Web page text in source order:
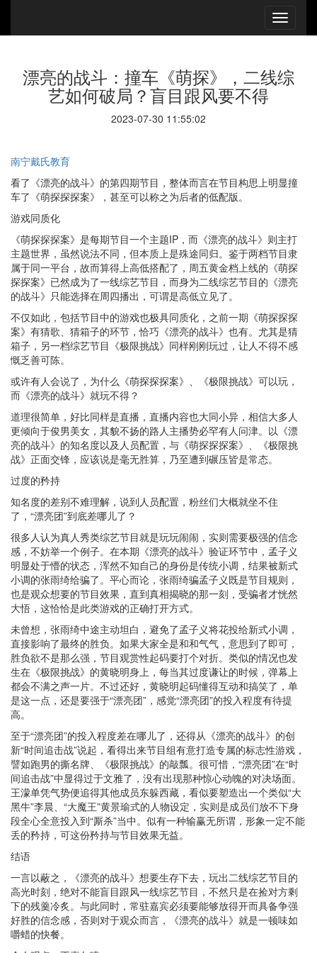
漂亮的战斗：撞车《萌探》，二线综
艺如何破局？盲目跟风要不得
2023-07-30 11:55:02
南宁戴氏教育
看了《漂亮的战斗》的第四期节目，整体而言在节目构思上明显撞
车了《萌探探探案》，甚至可以称之为后者的低配版。
游戏同质化
《萌探探探案》是每期节目一个主题IP，而《漂亮的战斗》则主打
主题世界，虽然说法不同，但本质上是殊途同归。鉴于两档节目隶
属于同一平台，故而算得上高低搭配了，周五黄金档上线的《萌探
探探案》已然成为了一线综艺节目，而身为二线综艺节目的《漂亮
的战斗》只能选择在周四播出，可谓是高低立见了。
不仅如此，包括节目中的游戏也极具同质化，之前一期《萌探探探
案》有猜歌、猜箱子的环节，恰巧《漂亮的战斗》也有。尤其是猜
箱子，另一档综艺节目《极限挑战》同样刚刚玩过，让人不得不感
慨乏善可陈。
或许有人会说了，为什么《萌探探探案》、《极限挑战》可以玩，
而《漂亮的战斗》就玩不得？
道理很简单，好比同样是直播，直播内容也大同小异，相信大多人
更倾向于俊男美女，其貌不扬的路人主播势必罕有人问津。以《漂
亮的战斗》的知名度以及人员配置，与《萌探探探案》、《极限挑
战》正面交锋，应该说是毫无胜算，乃至遭到碾压皆是常态。
过度的矜持
知名度的差别不难理解，说到人员配置，粉丝们大概就坐不住
了，“漂亮团”到底差哪儿了？
很多人认为真人秀类综艺节目就是玩玩闹闹，实则需要极强的信念
感，不妨举一个例子。在本期《漂亮的战斗》验证环节中，孟子义
明显处于懵的状态，浑然不知自己的身份是传统小调，结果被新式
小调的张雨绮给骗了。平心而论，张雨绮骗孟子义既是节目规则，
也是观众想要的节目效果，直到真相揭晓的那一刻，受骗者才恍然
大悟，这恰恰是此类游戏的正确打开方式。
未曾想，张雨绮中途主动坦白，避免了孟子义将花投给新式小调，
直接影响了最终的胜负。如果大家全是和和气气，意思到了即可，
胜负欲不是那么强，节目观赏性起码要打个对折。类似的情况也发
生在《极限挑战》的黄晓明身上，每当其过度谦让的时候，弹幕上
都会不满之声一片。不过还好，黄晓明起码懂得互动和搞笑了，单
是这一点，还是要强于“漂亮团”，感觉“漂亮团”的投入程度有待提
高。
至于“漂亮团”的投入程度差在哪儿了，还得从《漂亮的战斗》的创
新“时间追击战”说起，看得出来节目组有意打造专属的标志性游戏，
譬如跑男的撕名牌、《极限挑战》的敲瓢。很可惜，“漂亮团”在“时
间追击战”中显得过于文雅了，没有出现那种惊心动魄的对决场面。
王濛单凭气势便追得其他成员东躲西藏，看似要塑造出一个类似“大
黑牛”李晨、“大魔王”黄景瑜式的人物设定，实则是成员们放不下身
段全心全意投入到“厮杀”当中。似有一种输赢无所谓，形象一定不能
丢的矜持，可这份矜持与节目效果无益。
结语
一言以蔽之，《漂亮的战斗》想要生存下去，玩出二线综艺节目的
高光时刻，绝对不能盲目跟风一线综艺节目，不然只是在捡对方剩
下的残羹冷炙。与此同时，常驻嘉宾必须要能够放得开而具备争强
好胜的信念感，否则对于观众而言，《漂亮的战斗》就是一顿味如
嚼蜡的快餐。